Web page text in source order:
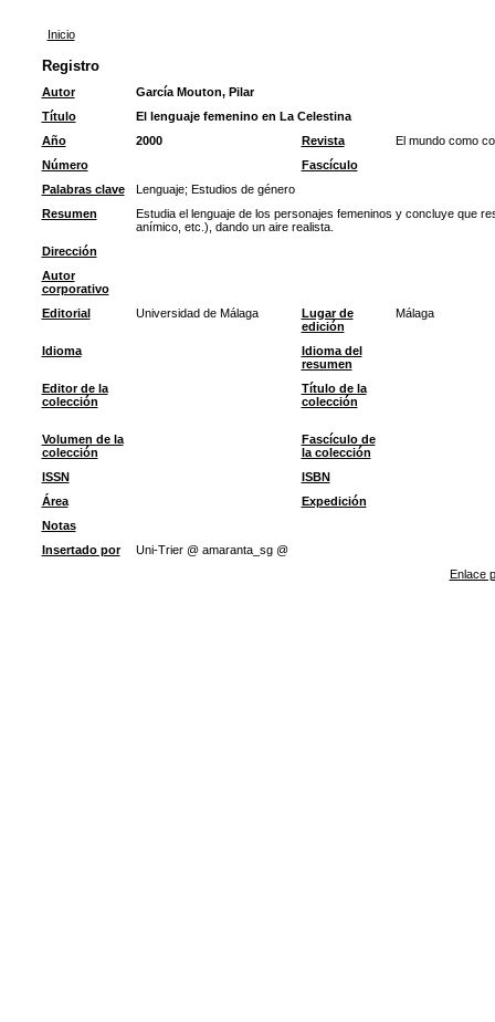
Inicio
Registro
Autor
García Mouton, Pilar
Título
El lenguaje femenino en La Celestina
Año
2000 Revista
El mundo como
Número
Fascículo
Palabras clave
Lenguaje; Estudios de género
Resumen
Estudia el lenguaje de los personajes femeninos y concluye que
anímico, etc.), dando un aire realista.
Dirección
Autor
corporativo
Editorial
Universidad de Málaga
Lugar de
edición
Málaga
Idioma
Idioma del
resumen
Editor de la
colección
Título de la
colección
Volumen de la
colección
Fascículo de
la colección
ISSN
ISBN
Área
Expedición
Notas
Insertado por
Uni-Trier @ amaranta_sg @
Enlace